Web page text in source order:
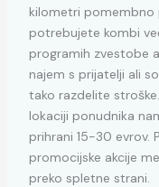
kilometri pomembno
potrebujete kombi
programih zvestobe
najem s prijatelji ali
tako razdelite
lokaciji ponudnika
prihrani 15-30 evrov.
promocijske akcije
preko spletne strani.